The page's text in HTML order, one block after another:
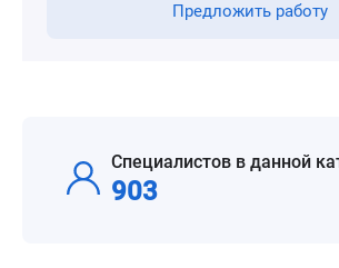
Предложить работу
Специалистов в данной
903